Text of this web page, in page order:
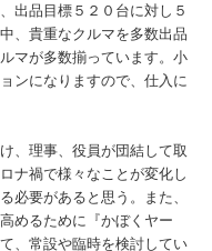
出品目標５２０台に対し５
、貴重なクルマを多数出品
マが多数揃っています。小
ンになりますので、仕入に
、理事、役員が団結して取
ナ禍で様々なことが変化し
必要があると思う。また、
めるために『かぼくヤー
、常設や臨時を検討してい